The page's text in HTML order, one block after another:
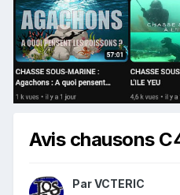
Avis chausons
ParVCTERIC